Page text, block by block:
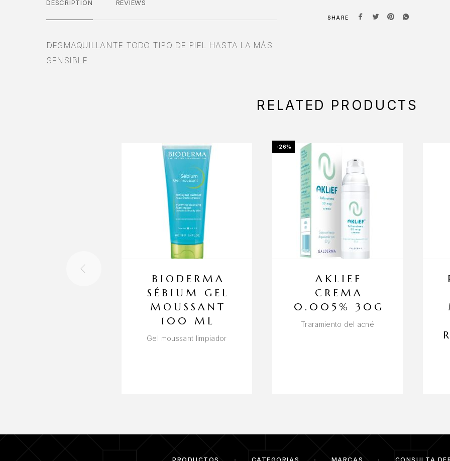
DESCRIPTION REVIEWS
DESMAQUILLANTE TODO TIPO DE PIEL HASTA LA MÁS
SENSIBLE
SHARE
RELATED PRODUCTS
BIODERMA
SÉBIUM GEL
MOUSSANT
100 ML
Gel moussant limpiador
-26%
AKLIEF
CREMA
0.005% 30G
Traramiento del acné